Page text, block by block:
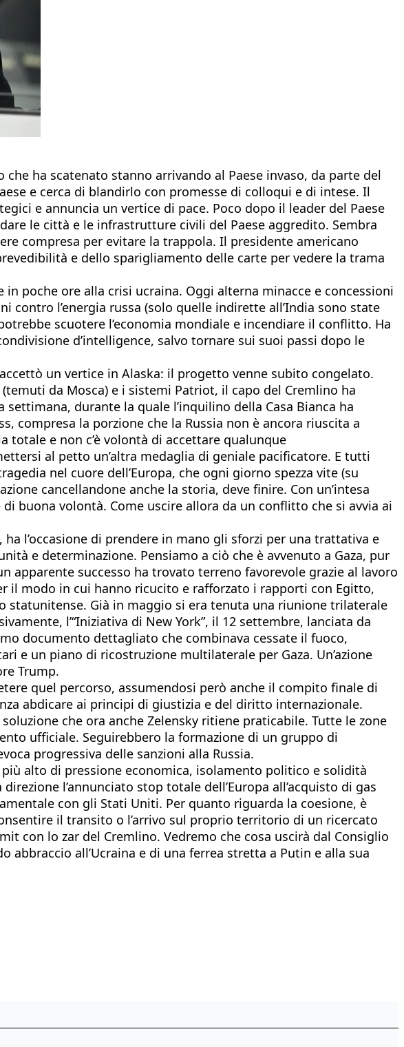
ha scatenato stanno arrivando al Paese invaso, da parte del
e cerca di blandirlo con promesse di colloqui e di intese. Il
e annuncia un vertice di pace. Poco dopo il leader del Paese
le città e le infrastrutture civili del Paese aggredito. Sembra
compresa per evitare la trappola. Il presidente americano
e dello sparigliamento delle carte per vedere la trama
poche ore alla crisi ucraina. Oggi alterna minacce e concessioni
contro l’energia russa (solo quelle indirette all’India sono state
scuotere l’economia mondiale e incendiare il conflitto. Ha
d’intelligence, salvo tornare sui suoi passi dopo le
un vertice in Alaska: il progetto venne subito congelato.
da Mosca) e i sistemi Patriot, il capo del Cremlino ha
durante la quale l’inquilino della Casa Bianca ha
compresa la porzione che la Russia non è ancora riuscita a
totale e non c’è volontà di accettare qualunque
al petto un’altra medaglia di geniale pacificatore. E tutti
nel cuore dell’Europa, che ogni giorno spezza vite (su
cancellandone anche la storia, deve finire. Con un’intesa
buona volontà. Come uscire allora da un conflitto che si avvia ai
l’occasione di prendere in mano gli sforzi per una trattativa e
e determinazione. Pensiamo a ciò che è avvenuto a Gaza, pur
apparente successo ha trovato terreno favorevole grazie al lavoro
il modo in cui hanno ricucito e rafforzato i rapporti con Egitto,
statunitense. Già in maggio si era tenuta una riunione trilaterale
l’“Iniziativa di New York”, il 12 settembre, lanciata da
documento dettagliato che combinava cessate il fuoco,
e un piano di ricostruzione multilaterale per Gaza. Un’azione
Trump.
quel percorso, assumendosi però anche il compito finale di
abdicare ai principi di giustizia e del diritto internazionale.
che ora anche Zelensky ritiene praticabile. Tutte le zone
ufficiale. Seguirebbero la formazione di un gruppo di
progressiva delle sanzioni alla Russia.
alto di pressione economica, isolamento politico e solidità
l’annunciato stop totale dell’Europa all’acquisto di gas
con gli Stati Uniti. Per quanto riguarda la coesione, è
il transito o l’arrivo sul proprio territorio di un ricercato
con lo zar del Cremlino. Vedremo che cosa uscirà dal Consiglio
abbraccio all’Ucraina e di una ferrea stretta a Putin e alla sua